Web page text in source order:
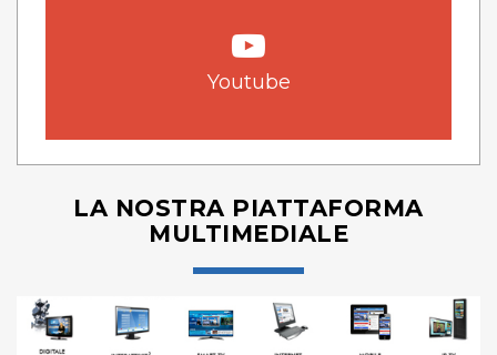
Youtube
LA NOSTRA PIATTAFORMA
MULTIMEDIALE